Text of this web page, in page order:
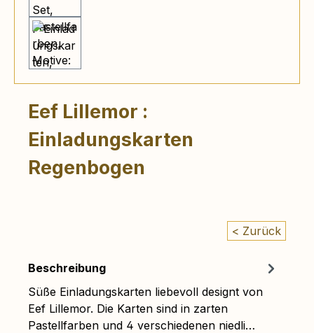
Eef Lillemor :
Einladungskarten
Regenbogen
< Zurück
Beschreibung
Süße Einladungskarten liebevoll designt von
Eef Lillemor. Die Karten sind in zarten
Pastellfarben und 4 verschiedenen niedli…